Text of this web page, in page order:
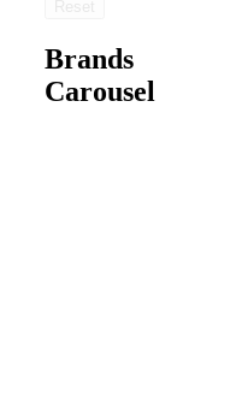
Brands
Carousel